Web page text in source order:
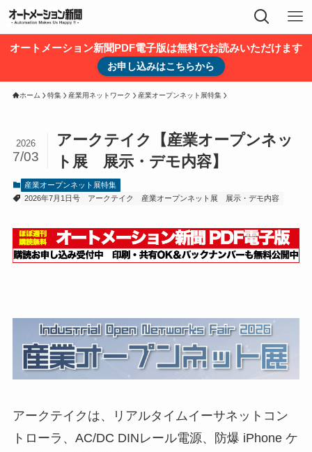
オートメーション新聞PDF電子版は無料でお読みいただけます
お申し込みはこちらから
ホーム 特集 産業用ネットワーク 産業オープンネット展特集
アークテイク【産業オープンネッ
ト展 展示・デモ内容】
2026
7/03
産業オープンネット展特集
2026年7月1日号
アークテイク 産業オープンネット展 展示・デモ内容
アークテイクは、リアルタイムイーサネットコン
トローラ、AC/DC DINレール電源、防爆 iPhone ケ